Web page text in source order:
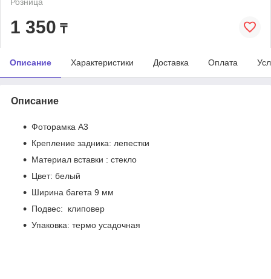
1 350 ₸
Описание Характеристики Доставка Оплата
Описание
Фоторамка А3
Крепление задника: лепестки
Материал вставки : стекло
Цвет: белый
Ширина багета 9 мм
Подвес: клиповер
Упаковка: термо усадочная